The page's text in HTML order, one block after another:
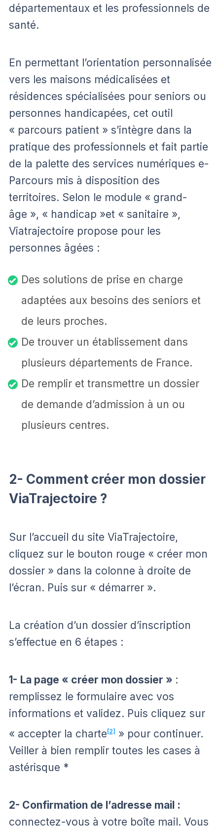
départementaux et les professionnels de
santé.
En permettant l’orientation personnalisée
vers les maisons médicalisées et
résidences spécialisées pour seniors ou
personnes handicapées, cet outil
« parcours patient » s’intègre dans la
pratique des professionnels et fait partie
de la palette des services numériques e-
Parcours mis à disposition des
territoires. Selon le module « grand-
âge », « handicap »et « sanitaire »,
Viatrajectoire propose pour les
personnes âgées :
Des solutions de prise en charge
adaptées aux besoins des seniors et
de leurs proches.
De trouver un établissement dans
plusieurs départements de France.
De remplir et transmettre un dossier
de demande d’admission à un ou
plusieurs centres.
2- Comment créer mon dossier
ViaTrajectoire ?
Sur l’accueil du site ViaTrajectoire,
cliquez sur le bouton rouge « créer mon
dossier » dans la colonne à droite de
l’écran. Puis sur « démarrer ».
La création d’un dossier d’inscription
s’effectue en 6 étapes :
1- La page « créer mon dossier » :
remplissez le formulaire avec vos
informations et validez. Puis cliquez sur
« accepter la charte [2]
» pour continuer.
Veiller à bien remplir toutes les cases à
astérisque *
2- Confirmation de l’adresse mail :
connectez-vous à votre boîte mail. Vous